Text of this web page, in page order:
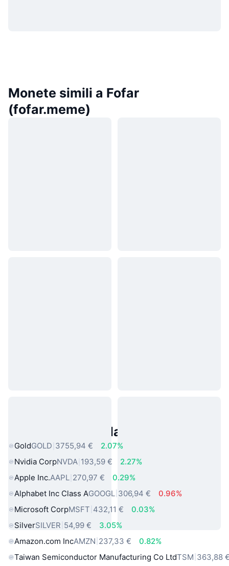
Monete simili a Fofar
(fofar.meme)
Asset reali popolari
GoldGOLD 3755,94 €
2.07%
Nvidia CorpNVDA 193,59 €
2.27%
Apple Inc.AAPL 270,97 €
0.29%
Alphabet Inc Class AGOOGL 306,94 €
0.96%
Microsoft CorpMSFT 432,11 €
0.03%
SilverSILVER 54,99 €
3.05%
Amazon.com IncAMZN 237,33 €
0.82%
Taiwan Semiconductor Manufacturing Co LtdTSM 363,88